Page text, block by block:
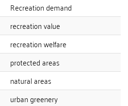
Recreation demand
recreation value
recreation welfare
protected areas
natural areas
urban greenery